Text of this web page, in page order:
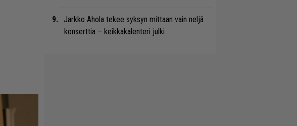
Jarkko Ahola tekee syksyn mittaan vain neljä
konserttia – keikkakalenteri julki